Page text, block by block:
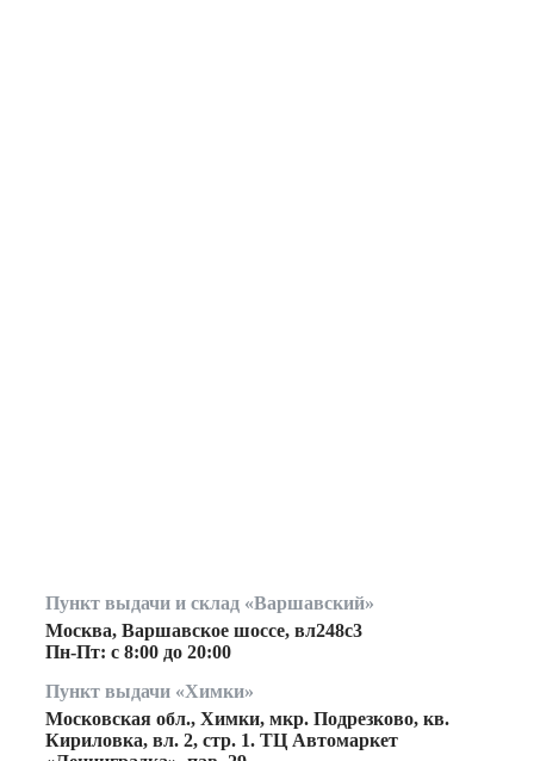
Пункт выдачи и склад «Варшавский»
Москва, Варшавское шоссе, вл248с3
Пн-Пт: с 8:00 до 20:00
Пункт выдачи «Химки»
Московская обл., Химки, мкр. Подрезково, кв.
Кириловка, вл. 2, стр. 1. ТЦ Автомаркет